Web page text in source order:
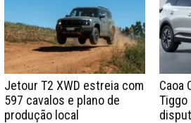
Jetour T2 XWD estreia com
597 cavalos e plano de
produção local
Caoa
Tiggo